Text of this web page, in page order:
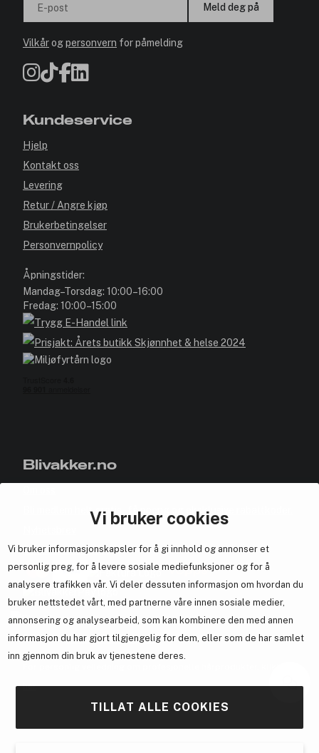
Vi bruker cookies
Vi bruker informasjonskapsler for å gi innhold og annonser et
personlig preg, for å levere sosiale mediefunksjoner og for å
analysere trafikken vår. Vi deler dessuten informasjon om hvordan du
bruker nettstedet vårt, med partnerne våre innen sosiale medier,
annonsering og analysearbeid, som kan kombinere den med annen
informasjon du har gjort tilgjengelig for dem, eller som de har samlet
inn gjennom din bruk av tjenestene deres.
TILLAT ALLE COOKIES
E-post Meld deg på
Vilkårogpersonvern for påmelding
Kundeservice
Hjelp
Kontakt oss
Levering
Retur / Angre kjøp
Brukerbetingelser
Personvernpolicy
Åpningstider:
Mandag–Torsdag: 10:00–16:00
Fredag: 10:00–15:00
Blivakker.no
Bli medlem helt gratis - få poeng og eksklusive rabattkoder.
Samarbeid med oss
En del avBrandsdal Group AS
her.